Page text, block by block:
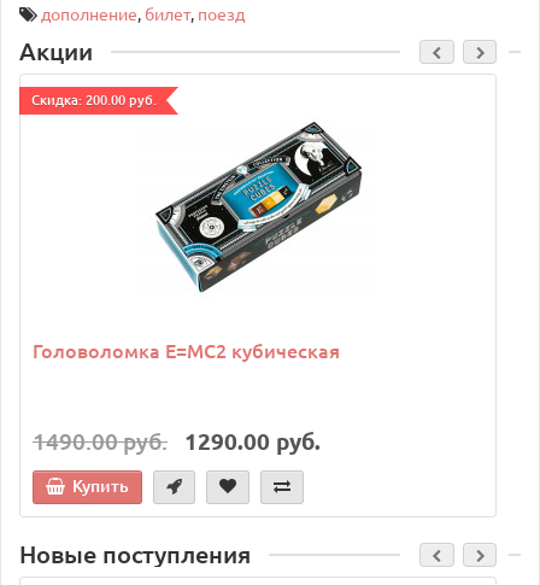
дополнение, билет, поезд
Акции
Cкидка: 200.00 руб.
Головоломка E=MC2 кубическая
1490.00 руб. 1290.00 руб.
Купить
Новые поступления